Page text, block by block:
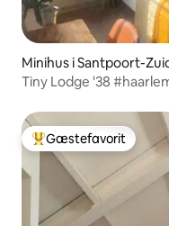
Minihus i Santpoort-
Tiny Lodge '38
Bedste gæstefavorit
Gæstefavorit